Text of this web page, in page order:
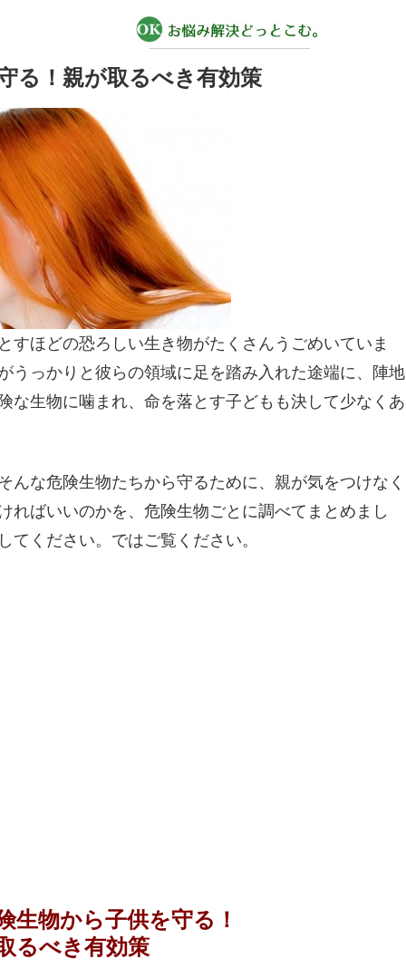
る！親が取るべき有効策
すほどの恐ろしい生き物がたくさんうごめいていま
うっかりと彼らの領域に足を踏み入れた途端に、陣地
な生物に噛まれ、命を落とす子どもも決して少なくあ
んな危険生物たちから守るために、親が気をつけなく
ればいいのかを、危険生物ごとに調べてまとめまし
てください。ではご覧ください。
生物から子供を守る！
るべき有効策